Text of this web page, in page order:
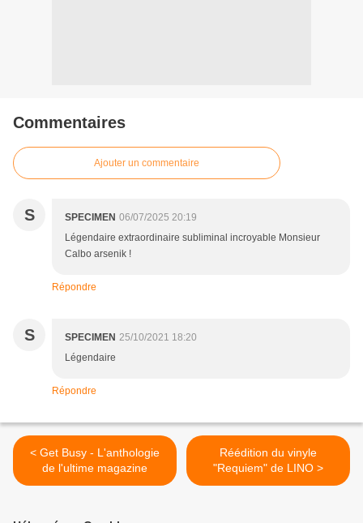
Commentaires
Ajouter un commentaire
S SPECIMEN 06/07/2025 20:19
Légendaire extraordinaire subliminal incroyable Monsieur
Calbo arsenik !
Répondre
S SPECIMEN 25/10/2021 18:20
Légendaire
Répondre
< Get Busy - L'anthologie
de l'ultime magazine
Réédition du vinyle
"Requiem" de LINO >